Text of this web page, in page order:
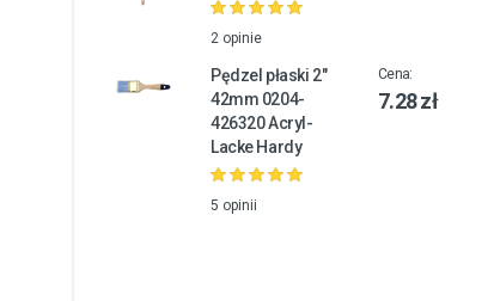
2 opinie
Pędzel płaski 2"
42mm 0204-
426320 Acryl-
Lacke Hardy
5 opinii
Cena:
7.28 zł